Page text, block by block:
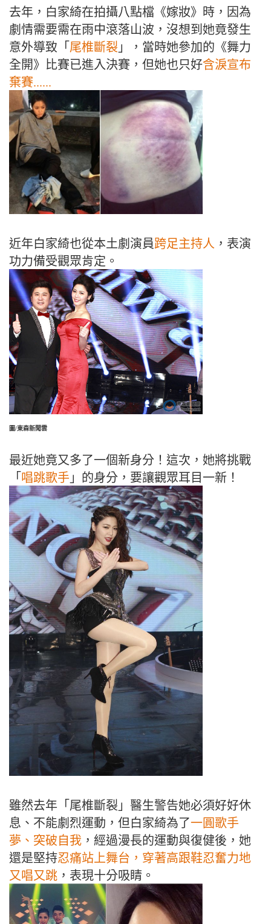
去年，白家綺在拍攝八點檔《嫁妝》時，因為
劇情需要需在雨中滾落山波，沒想到她竟發生
意外導致「 尾椎斷裂 」，當時她參加的《舞力
全開》比賽已進入決賽，但她也只好含淚宣布
棄賽......
近年白家綺也從本土劇演員跨足主持人 ，表演
功力備受觀眾肯定。
圖/東森新聞雲
最近她竟又多了一個新身分！這次，她將挑戰
「 唱跳歌手 」的身分，要讓觀眾耳目一新！
雖然去年「尾椎斷裂」醫生警告她必須好好休
息、不能劇烈運動，但白家綺為了一圓歌手
夢、突破自我，經過漫長的運動與復健後，她
還是堅持忍痛站上舞台，穿著高跟鞋忍奮力地
又唱又跳，表現十分吸睛。